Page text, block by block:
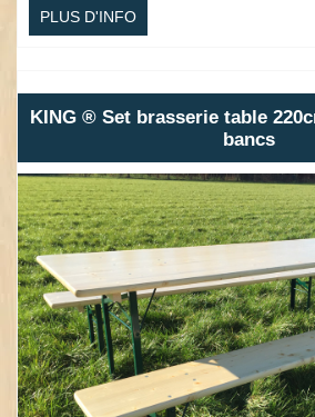
PLUS D'INFO
KING ® Set brasserie table
bancs